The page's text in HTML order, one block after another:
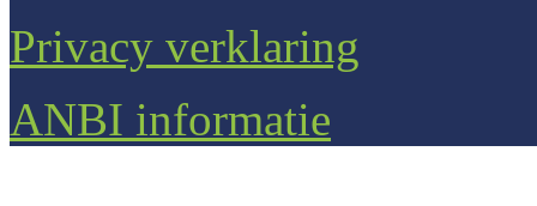
Privacy verklaring
ANBI informatie